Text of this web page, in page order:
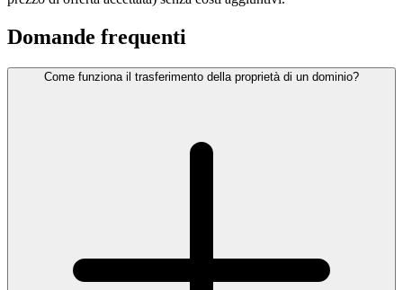
Domande frequenti
Come funziona il trasferimento della proprietà di un dominio?